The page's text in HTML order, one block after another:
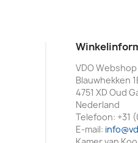
VDO
Blauwhekken
4751 XD Oud
Nederland
Telefoon: +31
E-mail: